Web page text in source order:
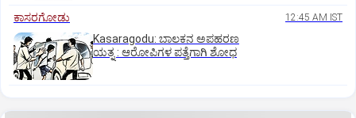
ಕಾಸರಗೋಡು 12:45 AM IST
Kasaragodu: ಬಾಲಕನ ಅಪಹರಣ
ಯತ್ನ : ಆರೋಪಿಗಳ ಪತ್ತೆಗಾಗಿ ಶೋಧ